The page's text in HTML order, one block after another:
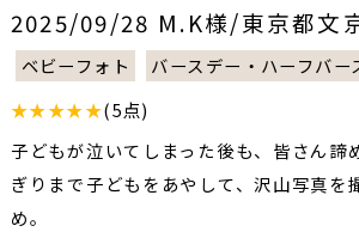
2025/09/28 M.K様/東京都文
ベビーフォト
バースデー・ハーフバー
★★★★★(5点)
子どもが泣いてしまった後も、皆さん諦
ぎりまで子どもをあやして、沢山写真を
め。